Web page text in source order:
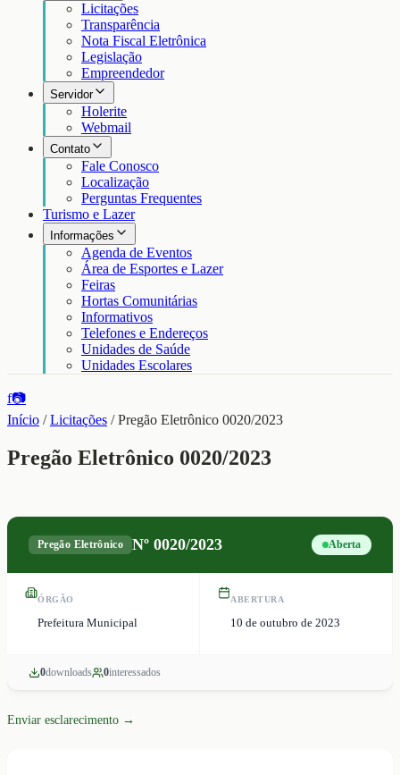
Licitações
Transparência
Nota Fiscal Eletrônica
Legislação
Empreendedor
Servidor
Holerite
Webmail
Contato
Fale Conosco
Localização
Perguntas Frequentes
Turismo e Lazer
Informações
Agenda de Eventos
Área de Esportes e Lazer
Feiras
Hortas Comunitárias
Informativos
Telefones e Endereços
Unidades de Saúde
Unidades Escolares
f📷
Início /Licitações /Pregão Eletrônico 0020/2023
Pregão Eletrônico 0020/2023
Pregão Eletrônico Nº0020/2023 Aberta
ÓRGÃO
Prefeitura Municipal
ABERTURA
10 de outubro de 2023
0downloads 0interessados
Enviar esclarecimento →